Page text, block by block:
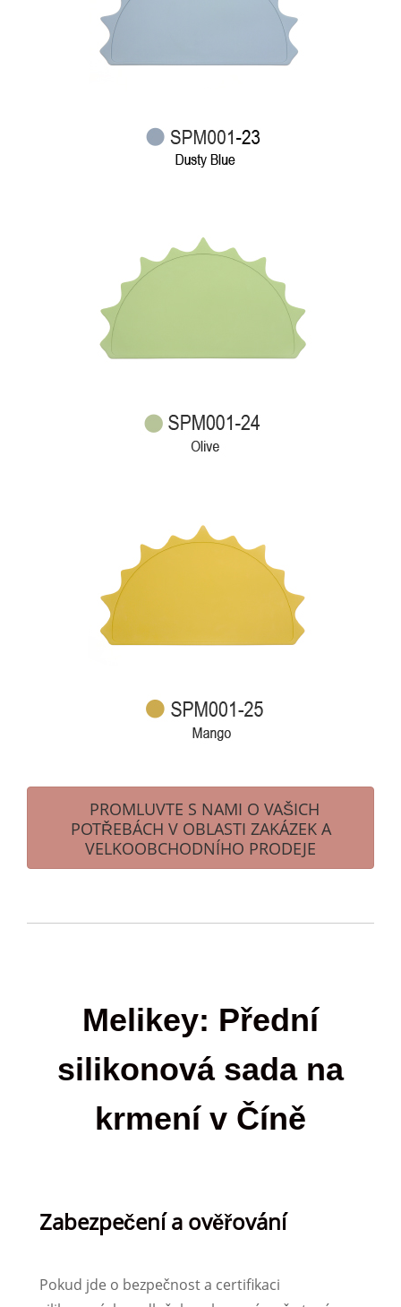
PROMLUVTE S NAMI O VAŠICH
POTŘEBÁCH V OBLASTI ZAKÁZEK A
VELKOOBCHODNÍHO PRODEJE
Melikey: Přední
silikonová sada na
krmení v Číně
Zabezpečení a ověřování
Pokud jde o bezpečnost a certifikaci